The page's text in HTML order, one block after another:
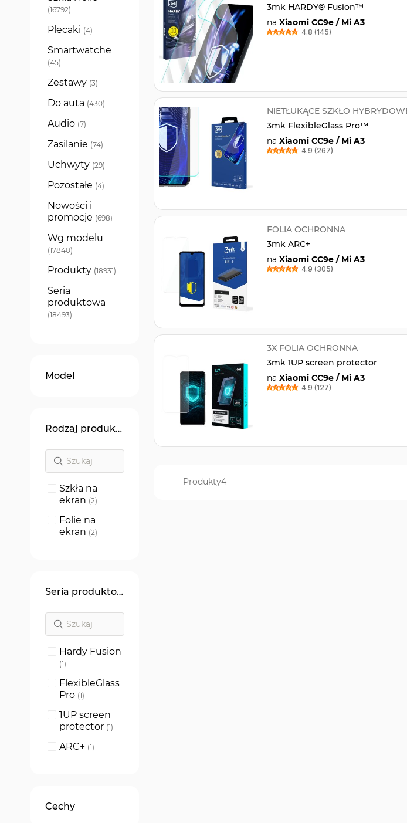
3mk HARDY® Fusion™
na Xiaomi CC9e / Mi A3
4.8 (145)
NIETŁUKĄCE SZKŁO
3mk FlexibleGlass Pro™
na Xiaomi CC9e / Mi A3
4.9 (267)
FOLIA OCHRONNA
3mk ARC+
na Xiaomi CC9e / Mi A3
4.9 (305)
3X FOLIA OCHRONNA
3mk 1UP screen protector
na Xiaomi CC9e / Mi A3
4.9 (127)
Produkty4
16792
produkty
Plecaki 4
produkty
Smartwatche
45
produkty
Zestawy 3
produkty
Do auta 430
produkty
Audio 7
produkty
Zasilanie 74
produkty
Uchwyty 29
produkty
Pozostałe 4
produkty
Nowości i
promocje 698
produkty
Wg modelu
17840
produkty
Produkty 18931
produkty
Seria
produktowa
18493
produkty
Model
Rodzaj produktu
Szkła na
ekran 2
produkty
Folie na
ekran 2
produkty
Seria produktowa
Hardy Fusion
1
produkt
FlexibleGlass
Pro 1
produkt
1UP screen
protector 1
produkt
ARC+ 1
produkt
Cechy